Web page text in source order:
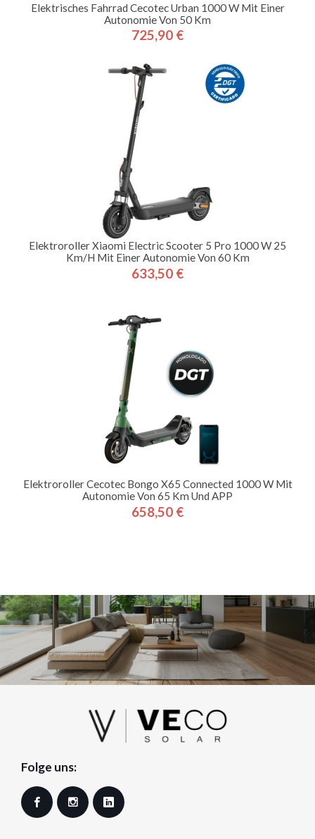
Elektrisches Fahrrad Cecotec Urban 1000 W Mit Einer
Autonomie Von 50 Km
Preis
725,90 €
Elektroroller Xiaomi Electric Scooter 5 Pro 1000 W 25
Km/h Mit Einer Autonomie Von 60 Km
Preis
633,50 €
Elektroroller Cecotec Bongo X65 Connected 1000 W Mit
Autonomie Von 65 Km Und APP
Preis
658,50 €
Folge uns:
Facebook Instagram